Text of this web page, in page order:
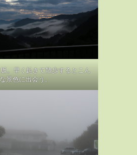
。早く起きて散歩するとこん
な景色に出会う。